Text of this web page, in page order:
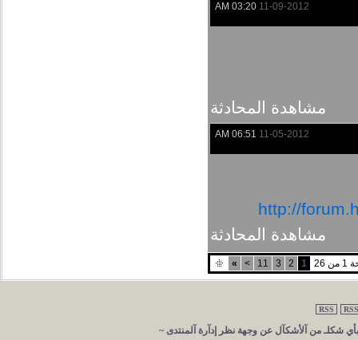
11-09-2012
03:20 AM
مشاهدة المحادثة
11-05-2012
06:51 AM
http://
مشاهدة المحادثة
26
1
2
3
11
>
»
RSS
شكلـ من آلأشكآل عن وجهة نظر إدآرة آلمنتدى ~